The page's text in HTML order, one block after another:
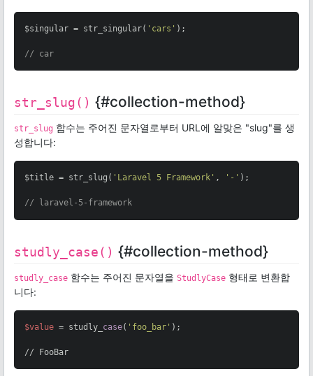
$singular = str_singular( 'cars' );
// car
str_slug() {#collection-method}
str_slug 함수는 주어진 문자열로부터 URL에 알맞은 "slug"를 생
성합니다:
$title = str_slug( 'Laravel 5 Framework' , '-' );
// laravel-5-framework
studly_case() {#collection-method}
studly_case 함수는 주어진 문자열을 StudlyCase 형태로 변환합
니다:
$value = studly_ case( 'foo_bar' );
// FooBar